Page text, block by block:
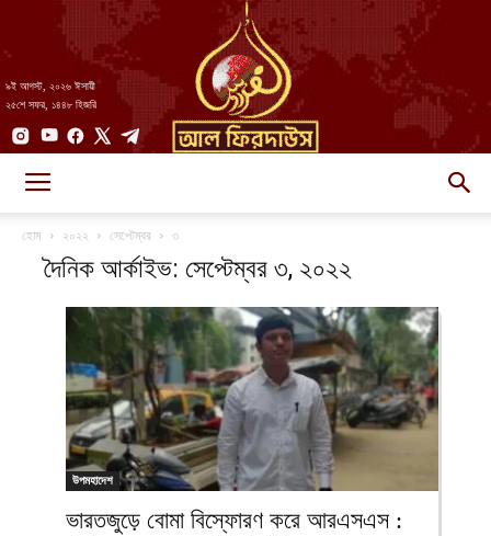
৯ই আগস্ট, ২০২৬ ঈসায়ী
২৫শে সফর, ১৪৪৮ হিজরি
আল-
ফিরদাউস
হোম ২০২২ সেপ্টেম্বর ৩
দৈনিক আর্কাইভ: সেপ্টেম্বর ৩, ২০২২
উপমহাদেশ
ভারতজুড়ে বোমা বিস্ফোরণ করে আরএসএস :